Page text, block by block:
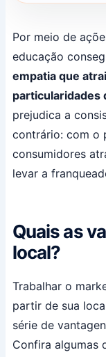
Por meio de
educação
empatia que
particularidades
prejudica a
contrário: com o
consumidores
levar a
Quais as
local?
Trabalhar o
partir de sua
série de
Confira algumas